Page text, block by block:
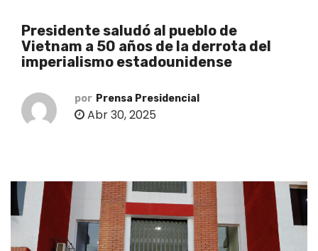
Presidente saludó al pueblo de
Vietnam a 50 años de la derrota del
imperialismo estadounidense
por Prensa Presidencial
Abr 30, 2025